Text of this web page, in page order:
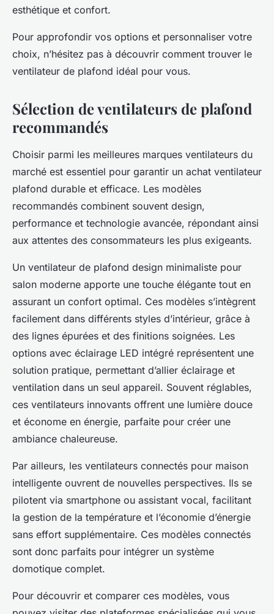
esthétique et confort.
Pour approfondir vos options et personnaliser votre
choix, n’hésitez pas à découvrir comment trouver le
ventilateur de plafond idéal pour vous.
Sélection de ventilateurs de plafond
recommandés
Choisir parmi les meilleures marques ventilateurs du
marché est essentiel pour garantir un achat ventilateur
plafond durable et efficace. Les modèles
recommandés combinent souvent design,
performance et technologie avancée, répondant ainsi
aux attentes des consommateurs les plus exigeants.
Un ventilateur de plafond design minimaliste pour
salon moderne apporte une touche élégante tout en
assurant un confort optimal. Ces modèles s’intègrent
facilement dans différents styles d’intérieur, grâce à
des lignes épurées et des finitions soignées. Les
options avec éclairage LED intégré représentent une
solution pratique, permettant d’allier éclairage et
ventilation dans un seul appareil. Souvent réglables,
ces ventilateurs innovants offrent une lumière douce
et économe en énergie, parfaite pour créer une
ambiance chaleureuse.
Par ailleurs, les ventilateurs connectés pour maison
intelligente ouvrent de nouvelles perspectives. Ils se
pilotent via smartphone ou assistant vocal, facilitant
la gestion de la température et l’économie d’énergie
sans effort supplémentaire. Ces modèles connectés
sont donc parfaits pour intégrer un système
domotique complet.
Pour découvrir et comparer ces modèles, vous